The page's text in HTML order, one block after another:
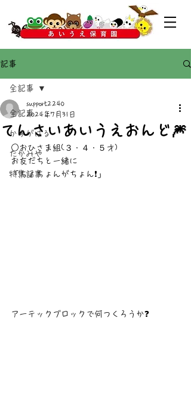
記事
全記事
かすがばる
たかみや
特集記事
全記事
てんさいあいうえおんど🎆
support2240
2024年7月31日
○おひさま組(３・４・５才)
お友だちと一緒に
「ちょちょんがちょん❗」
アーテックブロックで何つくろうか❓